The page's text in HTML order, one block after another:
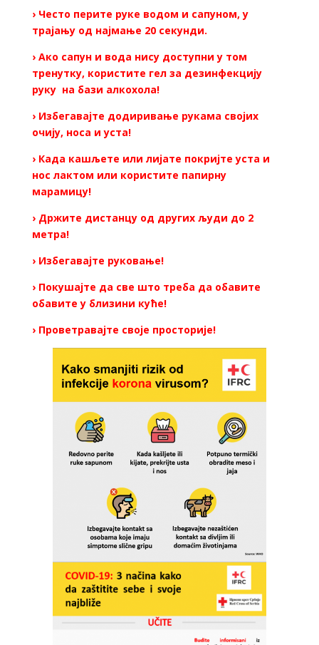
› Често перите руке водом и сапуном, у
трајању од најмање 20 секунди.
› Ако сапун и вода нису доступни у том
тренутку, користите гел за дезинфекцију
руку на бази алкохола!
› Избегавајте додиривање рукама својих
очију, носа и уста!
› Када кашљете или лијате покријте уста и
нос лактом или користите папирну
марамицу!
› Држите дистанцу од других људи до 2
метра!
› Избегавајте руковање!
› Покушајте да све што треба да обавите
обавите у близини куће!
› Проветравајте своје просторије!